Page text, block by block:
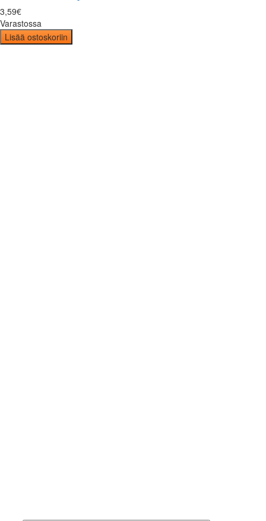
3,59€
Varastossa
Lisää ostoskoriin